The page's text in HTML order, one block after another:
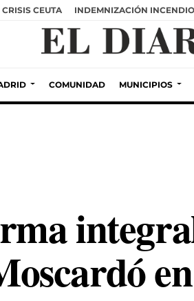
CRISIS CEUTA INDEMNIZACIÓN
COMUNIDAD MUNICIPIOS